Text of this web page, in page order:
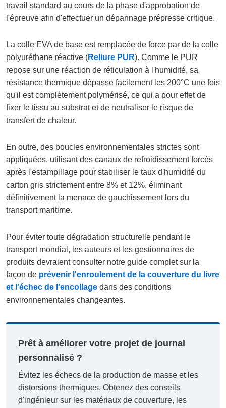
travail standard au cours de la phase d'approbation de
l'épreuve afin d'effectuer un dépannage prépresse critique.
La colle EVA de base est remplacée de force par de la colle
polyuréthane réactive (Reliure PUR). Comme le PUR
repose sur une réaction de réticulation à l'humidité, sa
résistance thermique dépasse facilement les 200°C une fois
qu'il est complètement polymérisé, ce qui a pour effet de
fixer le tissu au substrat et de neutraliser le risque de
transfert de chaleur.
En outre, des boucles environnementales strictes sont
appliquées, utilisant des canaux de refroidissement forcés
après l'estampillage pour stabiliser le taux d'humidité du
carton gris strictement entre 8% et 12%, éliminant
définitivement la menace de gauchissement lors du
transport maritime.
Pour éviter toute dégradation structurelle pendant le
transport mondial, les auteurs et les gestionnaires de
produits devraient consulter notre guide complet sur la
façon de prévenir l'enroulement de la couverture du livre
et l'échec de l'encollage dans des conditions
environnementales changeantes.
Prêt à améliorer votre projet de journal
personnalisé ?
Évitez les échecs de la production de masse et les
distorsions thermiques. Obtenez des conseils
d'ingénieur sur les matériaux de couverture, les